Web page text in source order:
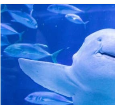
عبدالحليم حافظ ومنع